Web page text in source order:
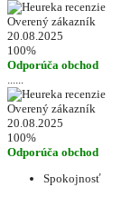
Overený zákazník
20.08.2025
100%
Odporúča obchod
......
Overený zákazník
20.08.2025
100%
Odporúča obchod
Spokojnosť